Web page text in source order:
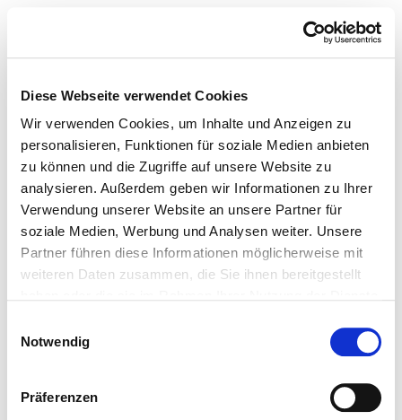
Diese Webseite verwendet Cookies
Wir verwenden Cookies, um Inhalte und Anzeigen zu
personalisieren, Funktionen für soziale Medien anbieten
zu können und die Zugriffe auf unsere Website zu
analysieren. Außerdem geben wir Informationen zu Ihrer
Verwendung unserer Website an unsere Partner für
soziale Medien, Werbung und Analysen weiter. Unsere
Partner führen diese Informationen möglicherweise mit
weiteren Daten zusammen, die Sie ihnen bereitgestellt
Notwendig
Präferenzen